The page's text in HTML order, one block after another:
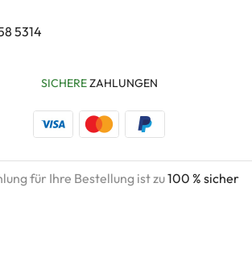
5314
SICHEREZAHLUNGEN
für Ihre Bestellung ist zu100 % sicher